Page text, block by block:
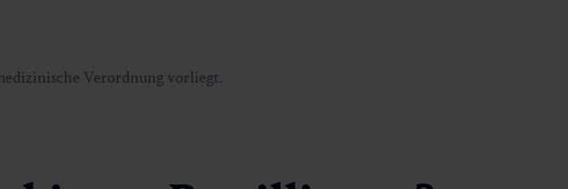
Verordnung vorliegt.